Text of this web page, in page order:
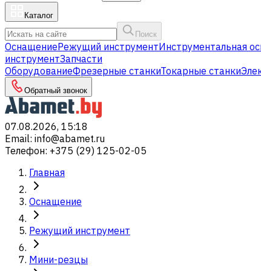
Каталог
Поиск
ОснащениеРежущий инструментИнструментальная
инструментЗапчасти
ОборудованиеФрезерные станкиТокарные станки
Обратный звонок
07.08.2026, 15:18
Email: info@abamet.ru
Телефон: +375 (29) 125-02-05
Главная
Оснащение
Режущий инструмент
Мини-резцы